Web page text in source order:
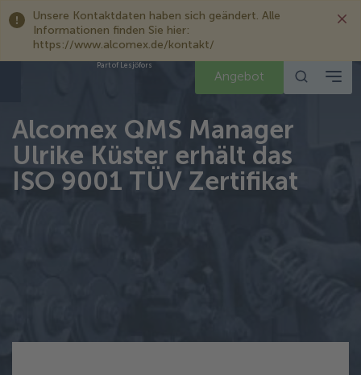
Unsere Kontaktdaten haben sich geändert. Alle
Informationen finden Sie hier:
https://www.alcomex.de/kontakt/
Part of Lesjöfors
Angebot
Alcomex QMS Manager
Ulrike Küster erhält das
ISO 9001 TÜV Zertifikat